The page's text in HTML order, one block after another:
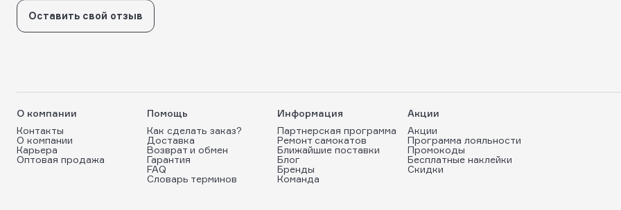
Оставить свой отзыв
О компании
Контакты
О компании
Карьера
Оптовая продажа
Помощь
Как сделать заказ?
Доставка
Возврат и обмен
Гарантия
FAQ
Словарь терминов
Информация
Партнерская программа
Ремонт самокатов
Ближайшие поставки
Блог
Бренды
Команда
Акции
Акции
Программа лояльности
Промокоды
Бесплатные наклейки
Скидки